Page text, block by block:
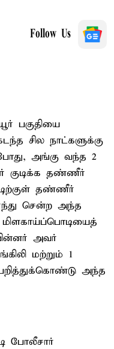
Follow Us
பகுதியை
சில நாட்களுக்கு
அங்கு வந்த 2
குடிக்க தண்ணீர்
தண்ணீர்
சென்ற அந்த
அவர்
மற்றும் 1
அந்த
போலீசார்